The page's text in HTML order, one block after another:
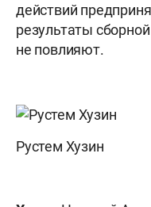
действий
результаты
не повлияют.
Рустем Хузин